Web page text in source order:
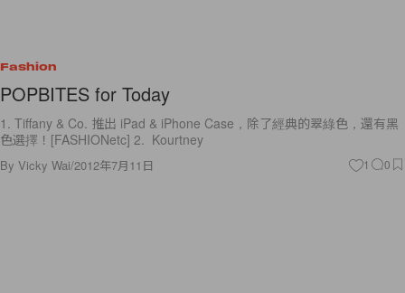
Fashion
POPBITES for Today
1. Tiffany & Co. 推出 iPad & iPhone Case，除了經典的翠綠色，還有黑
色選擇！[FASHIONetc] 2. Kourtney
By Vicky Wai/2012年7月11日 1 0